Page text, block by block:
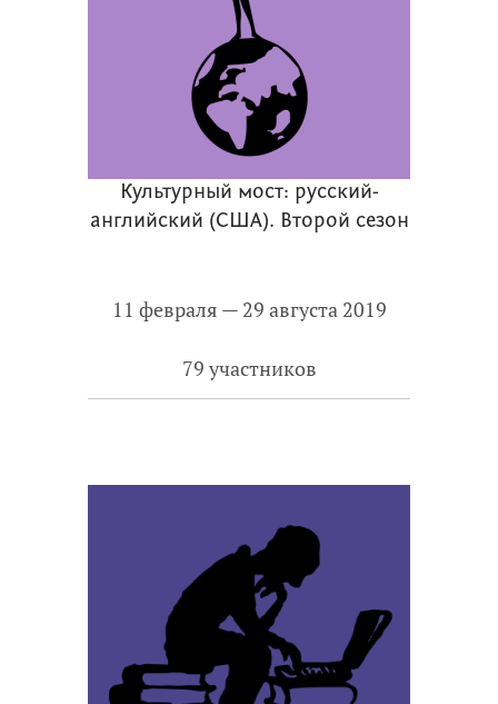
Культурный мост: русский-
английский (США). Второй сезон
11 февраля — 29 августа 2019
79 участников